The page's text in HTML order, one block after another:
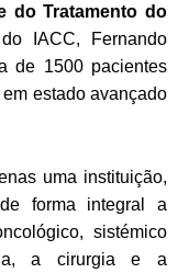
do Tratamento do
IACC, Fernando
de 1500 pacientes
estado avançado
uma instituição,
forma integral a
sistémico
a cirurgia e a